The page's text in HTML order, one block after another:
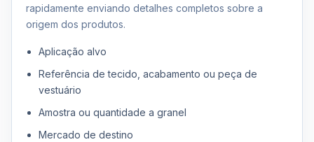
rapidamente enviando detalhes completos sobre a
origem dos produtos.
Aplicação alvo
Referência de tecido, acabamento ou peça de
vestuário
Amostra ou quantidade a granel
Mercado de destino